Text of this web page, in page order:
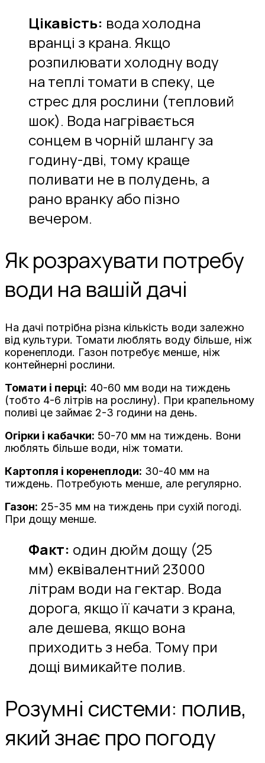
Цікавість: вода холодна
вранці з крана. Якщо
розпилювати холодну воду
на теплі томати в спеку, це
стрес для рослини (тепловий
шок). Вода нагрівається
сонцем в чорній шлангу за
годину-дві, тому краще
поливати не в полудень, а
рано вранку або пізно
вечером.
Як розрахувати потребу
води на вашій дачі
На дачі потрібна різна кількість води залежно
від культури. Томати люблять воду більше, ніж
коренеплоди. Газон потребує менше, ніж
контейнерні рослини.
Томати і перці: 40-60 мм води на тиждень
(тобто 4-6 літрів на рослину). При крапельному
поливі це займає 2-3 години на день.
Огірки і кабачки: 50-70 мм на тиждень. Вони
люблять більше води, ніж томати.
Картопля і коренеплоди: 30-40 мм на
тиждень. Потребують менше, але регулярно.
Газон: 25-35 мм на тиждень при сухій погоді.
При дощу менше.
Факт: один дюйм дощу (25
мм) еквівалентний 23000
літрам води на гектар. Вода
дорога, якщо її качати з крана,
але дешева, якщо вона
приходить з неба. Тому при
дощі вимикайте полив.
Розумні системи: полив,
який знає про погоду